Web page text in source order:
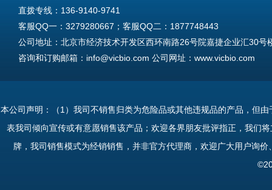
直拨专线：136-9140-9741
客服QQ一：3279280667；客服QQ二：1877748443
公司地址：北京市经济技术开发区西环南路26号院嘉捷企业汇30号
咨询和订购邮箱：info@vicbio.com 公司网址：www.vicbio.com
Tel: +86-13691409741
Address: Room 603, Floor 6, Building 30A, No.26, Xihuannan
本公司声明：（1）我司不销售归类为危险品或其他违规品的产品，但
表我司倾向宣传或有意愿销售该产品；欢迎各界朋友批评指正，我们
牌，我司销售模式为经销销售，并非官方代理商，欢迎广大用户询